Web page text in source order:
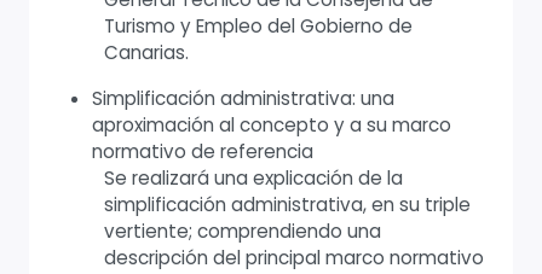
Turismo y Empleo del Gobierno de
Canarias.
Simplificación administrativa: una
aproximación al concepto y a su marco
normativo de referencia
Se realizará una explicación de la
simplificación administrativa, en su triple
vertiente; comprendiendo una
descripción del principal marco normativo